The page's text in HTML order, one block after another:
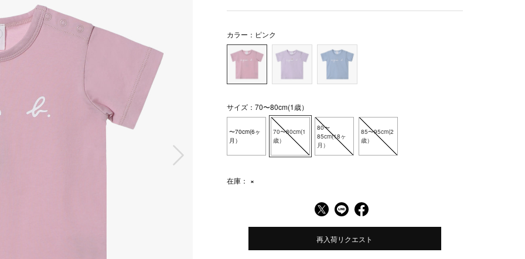
カラー：ピンク
サイズ：70〜80cm(1歳）
〜70cm(6ヶ
月）
70〜80cm(1
歳）
80〜
85cm(18ヶ
月）
85〜95cm(2
歳）
在庫： ×
再入荷リクエスト